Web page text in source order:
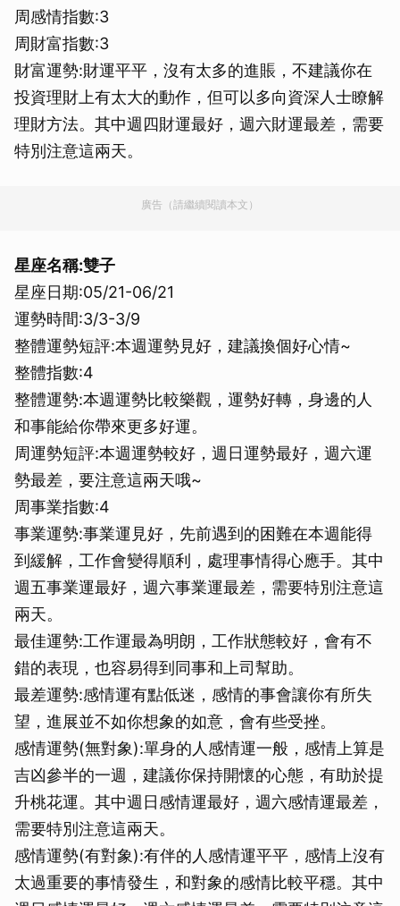
周感情指數:3
周財富指數:3
財富運勢:財運平平，沒有太多的進賬，不建議你在
投資理財上有太大的動作，但可以多向資深人士瞭解
理財方法。其中週四財運最好，週六財運最差，需要
特別注意這兩天。
廣告（請繼續閱讀本文）
星座名稱:雙子
星座日期:05/21-06/21
運勢時間:3/3-3/9
整體運勢短評:本週運勢見好，建議換個好心情~
整體指數:4
整體運勢:本週運勢比較樂觀，運勢好轉，身邊的人
和事能給你帶來更多好運。
周運勢短評:本週運勢較好，週日運勢最好，週六運
勢最差，要注意這兩天哦~
周事業指數:4
事業運勢:事業運見好，先前遇到的困難在本週能得
到緩解，工作會變得順利，處理事情得心應手。其中
週五事業運最好，週六事業運最差，需要特別注意這
兩天。
最佳運勢:工作運最為明朗，工作狀態較好，會有不
錯的表現，也容易得到同事和上司幫助。
最差運勢:感情運有點低迷，感情的事會讓你有所失
望，進展並不如你想象的如意，會有些受挫。
感情運勢(無對象):單身的人感情運一般，感情上算是
吉凶參半的一週，建議你保持開懷的心態，有助於提
升桃花運。其中週日感情運最好，週六感情運最差，
需要特別注意這兩天。
感情運勢(有對象):有伴的人感情運平平，感情上沒有
太過重要的事情發生，和對象的感情比較平穩。其中